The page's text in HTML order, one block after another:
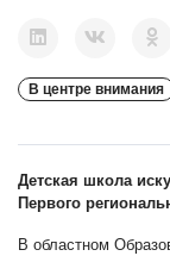
В центре внимания
Детская школа
Первого
В областном